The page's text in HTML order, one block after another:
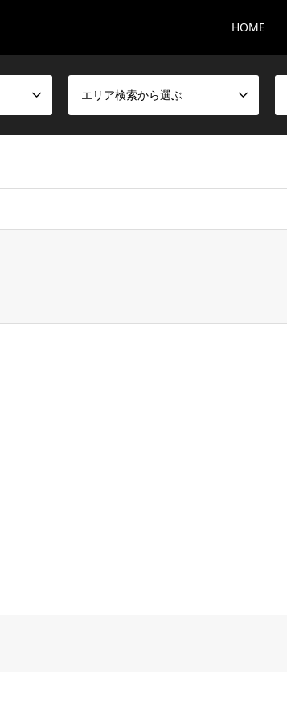
HOME
エリア検索から選ぶ